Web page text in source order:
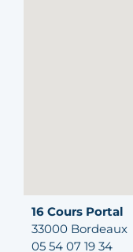
16 Cours Portal
33000 Bordeaux
05 54 07 19 34